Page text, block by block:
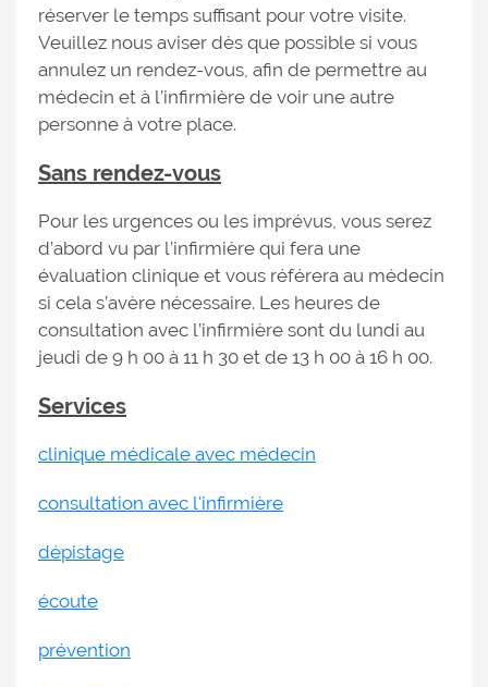
réserver le temps suffisant pour votre visite.
Veuillez nous aviser dès que possible si vous
annulez un rendez-vous, afin de permettre au
médecin et à l’infirmière de voir une autre
personne à votre place.
Sans rendez-vous
Pour les urgences ou les imprévus, vous serez
d’abord vu par l’infirmière qui fera une
évaluation clinique et vous référera au médecin
si cela s’avère nécessaire. Les heures de
consultation avec l’infirmière sont du lundi au
jeudi de 9 h 00 à 11 h 30 et de 13 h 00 à 16 h 00.
Services
clinique médicale avec médecin
consultation avec l'infirmière
dépistage
écoute
prévention